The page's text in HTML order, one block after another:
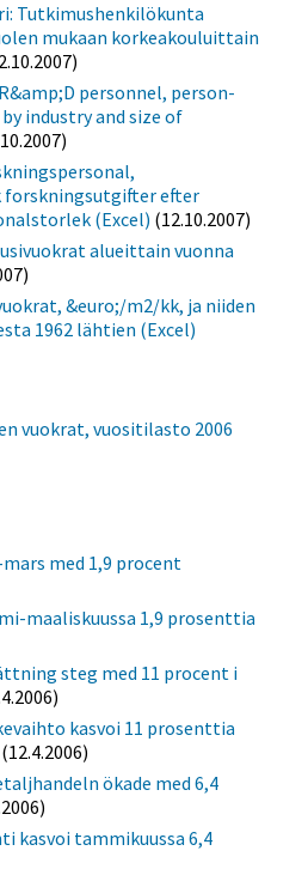
Tutkimushenkilökunta
mukaan korkeakouluittain
personnel, person-
industry and size of
forskningsutgifter efter
(Excel) (12.10.2007)
alueittain vuonna
&euro;/m2/kk, ja niiden
1962 lähtien (Excel)
vuokrat, vuositilasto 2006
med 1,9 procent
maaliskuussa 1,9 prosenttia
steg med 11 procent i
kasvoi 11 prosenttia
(12.4.2006)
ökade med 6,4
kasvoi tammikuussa 6,4